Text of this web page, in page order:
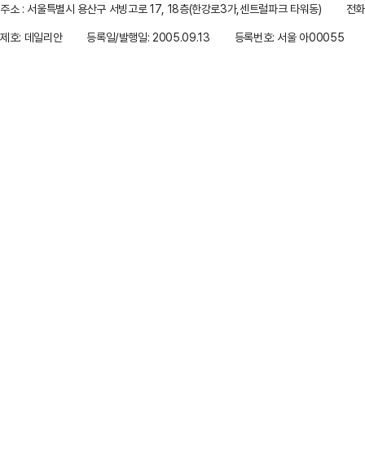
주소 : 서울특별시 용산구 서빙고로 17, 18층(한강로3가,센트럴파크 타워동)
전
제호: 데일리안
등록일/발행일: 2005.09.13 등록번호: 서울 아00055